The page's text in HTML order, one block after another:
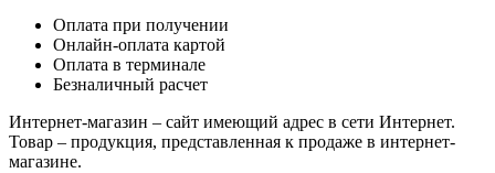
Оплата при получении
Онлайн-оплата картой
Оплата в терминале
Безналичный расчет
Интернет-магазин – сайт имеющий адрес в сети Интернет.
Товар – продукция, представленная к продаже в интернет-
магазине.